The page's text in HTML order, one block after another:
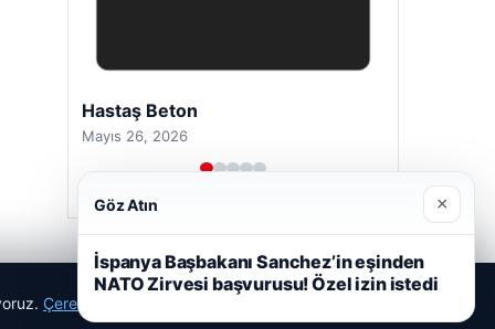
Hastaş Beton
Mayıs 26, 2026
Çerez Politikamız
Göz Atın ×
İspanya Başbakanı Sanchez’in eşinden
NATO Zirvesi başvurusu! Özel izin istedi